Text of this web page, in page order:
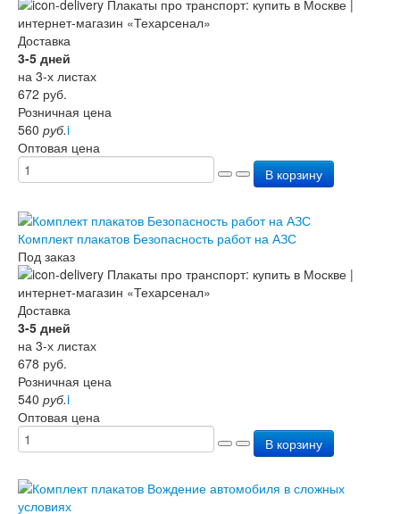
Доставка
3-5 дней
на 3-х листах
672 руб.
Розничная цена
560 руб.i
Оптовая цена
В корзину
Комплект плакатов Безопасность работ на АЗС
Под заказ
Доставка
3-5 дней
на 3-х листах
678 руб.
Розничная цена
540 руб.i
Оптовая цена
В корзину